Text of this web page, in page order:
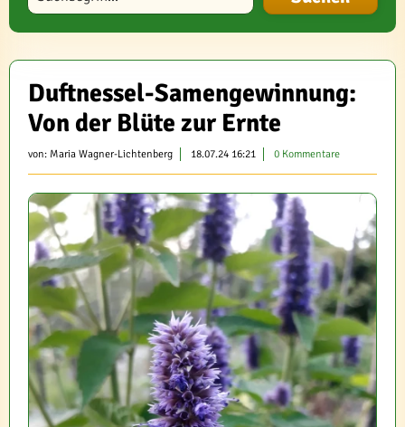
Duftnessel-Samengewinnung:
Von der Blüte zur Ernte
von: Maria Wagner-Lichtenberg 18.07.24 16:21 0 Kommentare